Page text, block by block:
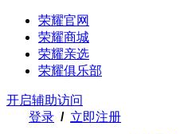
荣耀官网
荣耀商城
荣耀亲选
荣耀俱乐部
开启辅助访问
登录 / 立即注册